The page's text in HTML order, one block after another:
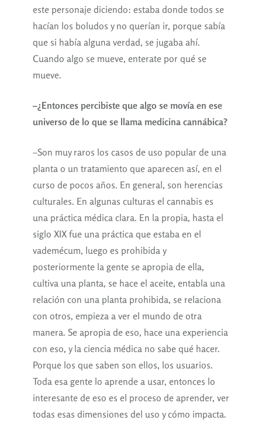
este personaje diciendo: estaba donde todos se
hacían los boludos y no querían ir, porque sabía
que si había alguna verdad, se jugaba ahí.
Cuando algo se mueve, enterate por qué se
mueve.
–¿Entonces percibiste que algo se movía en ese
universo de lo que se llama medicina cannábica?
–Son muy raros los casos de uso popular de una
planta o un tratamiento que aparecen así, en el
curso de pocos años. En general, son herencias
culturales. En algunas culturas el cannabis es
una práctica médica clara. En la propia, hasta el
siglo XIX fue una práctica que estaba en el
vademécum, luego es prohibida y
posteriormente la gente se apropia de ella,
cultiva una planta, se hace el aceite, entabla una
relación con una planta prohibida, se relaciona
con otros, empieza a ver el mundo de otra
manera. Se apropia de eso, hace una experiencia
con eso, y la ciencia médica no sabe qué hacer.
Porque los que saben son ellos, los usuarios.
Toda esa gente lo aprende a usar, entonces lo
interesante de eso es el proceso de aprender, ver
todas esas dimensiones del uso y cómo impacta.